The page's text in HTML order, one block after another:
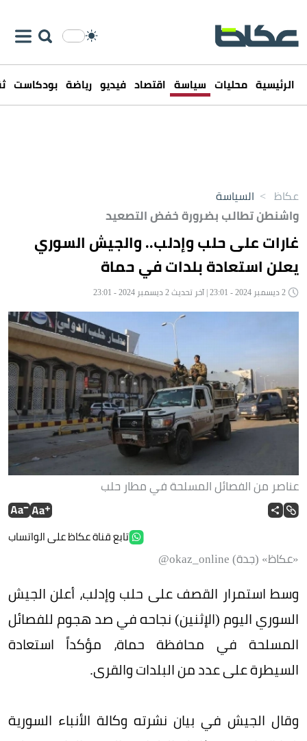
الرئيسية محليات سياسة اقتصاد فيديو رياضة بودكاست
عكاظ > السياسة
واشنطن تطالب بضرورة خفض التصعيد
غارات على حلب وإدلب.. والجيش السوري
يعلن استعادة بلدات في حماة
عناصر من الفصائل المسلحة في مطار حلب
تابع قناة عكاظ على الواتساب
«عكاظ» (جدة) okaz_online@
وسط استمرار القصف على حلب وإدلب، أعلن الجيش
السوري اليوم (الإثنين) نجاحه في صد هجوم للفصائل
المسلحة في محافظة حماة، مؤكداً استعادة
السيطرة على عدد من البلدات والقرى.
وقال الجيش في بيان نشرته وكالة الأنباء السورية